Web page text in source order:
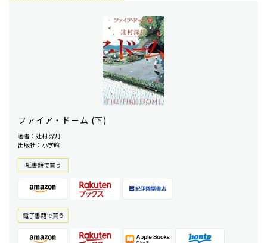
ファイア・ドーム (下)
著者：辻村 深月
出版社：小学館
紙書籍で買う
電⼦書籍で買う